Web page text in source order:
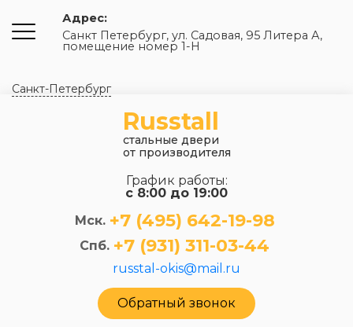
Адрес:
Санкт Петербург, ул. Садовая, 95 Литера А,
помещение номер 1-Н
Санкт-Петербург
Russtall
стальные двери
от производителя
График работы:
с 8:00 до 19:00
Мск. +7 (495) 642-19-98
Спб. +7 (931) 311-03-44
russtal-okis@mail.ru
Обратный звонок